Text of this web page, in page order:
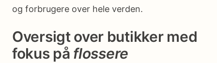
og forbrugere over hele verden.
Oversigt over butikker med
fokus på flossere